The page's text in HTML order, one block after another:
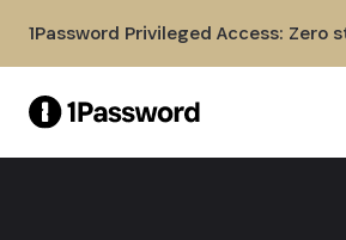
1Password Privileged Access: Zero